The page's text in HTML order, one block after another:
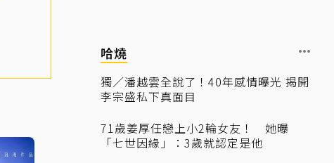
哈燒
獨／潘越雲全說了！40年感情曝光 揭開
李宗盛私下真面目
71歲姜厚任戀上小2輪女友！ 她曝
「七世因緣」：3歲就認定是他